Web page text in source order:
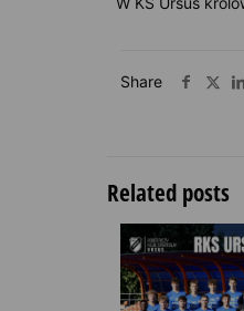
Share
Related posts